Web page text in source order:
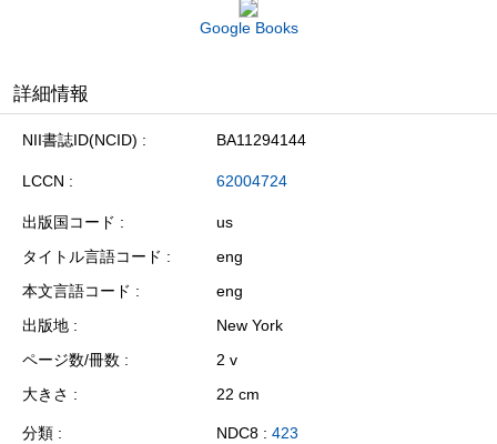
Google Books
詳細情報
NII書誌ID(NCID) BA11294144
LCCN 62004724
出版国コード
us
タイトル言語コード
eng
本文言語コード
eng
出版地
New York
ページ数/冊数
2 v
大きさ
22 cm
分類 NDC8 : 423